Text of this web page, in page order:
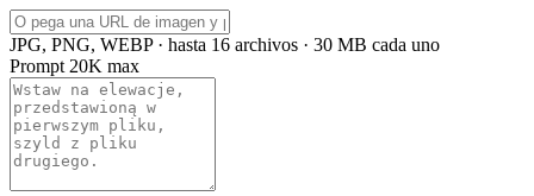
JPG, PNG, WEBP · hasta 16 archivos · 30 MB cada uno
Prompt 20K max